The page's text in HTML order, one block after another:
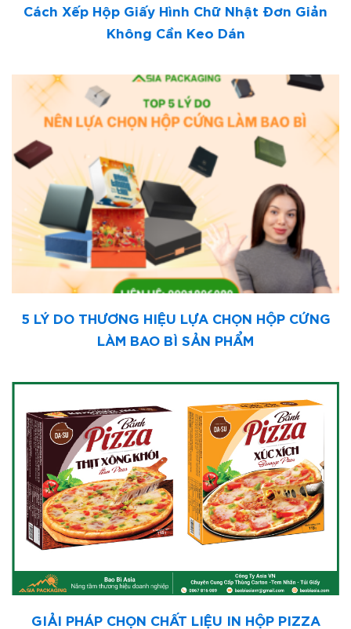
Cách Xếp Hộp Giấy Hình Chữ Nhật Đơn Giản
Không Cần Keo Dán
5 LÝ DO THƯƠNG HIỆU LỰA CHỌN HỘP CỨNG
LÀM BAO BÌ SẢN PHẨM
GIẢI PHÁP CHỌN CHẤT LIỆU IN HỘP PIZZA